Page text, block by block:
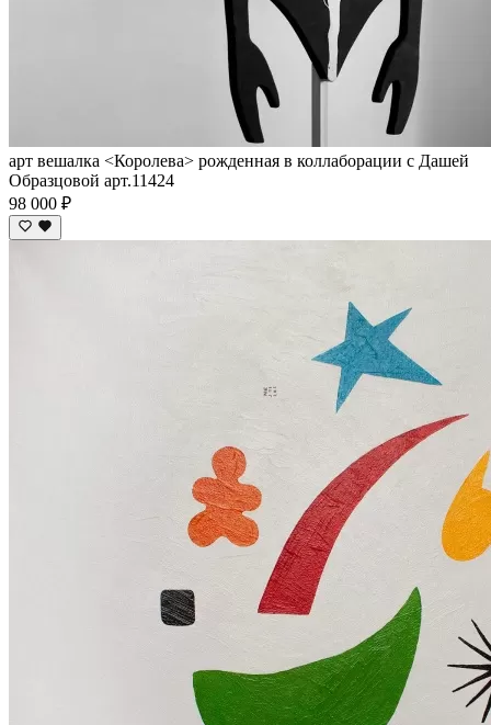
арт вешалка <Королева> рожденная в коллаборации с Дашей
Образцовой арт.11424
98 000 ₽